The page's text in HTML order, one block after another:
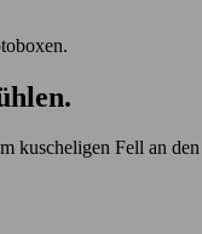
Fell an